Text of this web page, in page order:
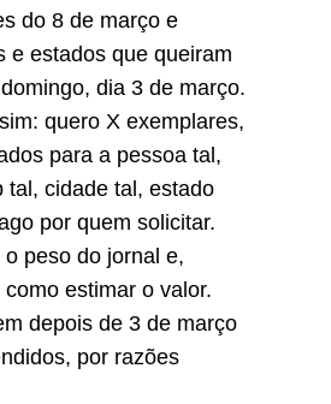
do 8 de março e
e estados que queiram
dia 3 de março.
quero X exemplares,
para a pessoa tal,
tal, cidade tal, estado
por quem solicitar.
peso do jornal e,
estimar o valor.
depois de 3 de março
por razões